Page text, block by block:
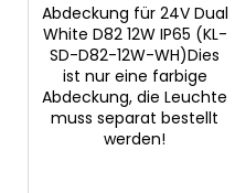
Abdeckung für 24V Dual
White D82 12W IP65 (KL-
SD-D82-12W-WH)Dies
ist nur eine farbige
Abdeckung, die Leuchte
muss separat bestellt
werden!